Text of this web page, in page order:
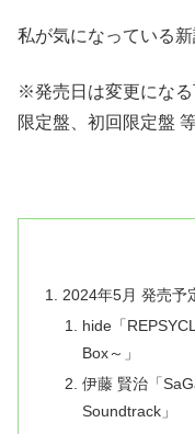
私が気になっている新
※発売日は変更になる
限定盤、初回限定盤
2024年5月 発売予
hide「
Box～」
伊藤 賢治「
Soundtrack」